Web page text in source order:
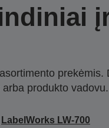
produkto vadovu.
LabelWorks LW-700